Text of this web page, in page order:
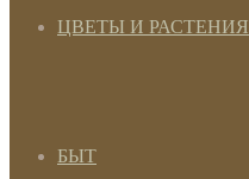
ЦВЕТЫ И РАСТЕНИЯ
БЫТ